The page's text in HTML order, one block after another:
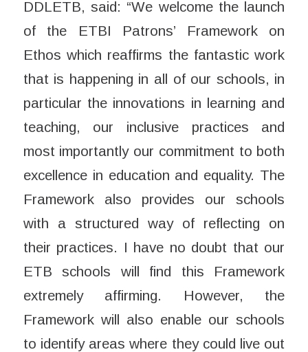
DDLETB, said: “We welcome the launch
of the ETBI Patrons’ Framework on
Ethos which reaffirms the fantastic work
that is happening in all of our schools, in
particular the innovations in learning and
teaching, our inclusive practices and
most importantly our commitment to both
excellence in education and equality. The
Framework also provides our schools
with a structured way of reflecting on
their practices. I have no doubt that our
ETB schools will find this Framework
extremely affirming. However, the
Framework will also enable our schools
to identify areas where they could live out